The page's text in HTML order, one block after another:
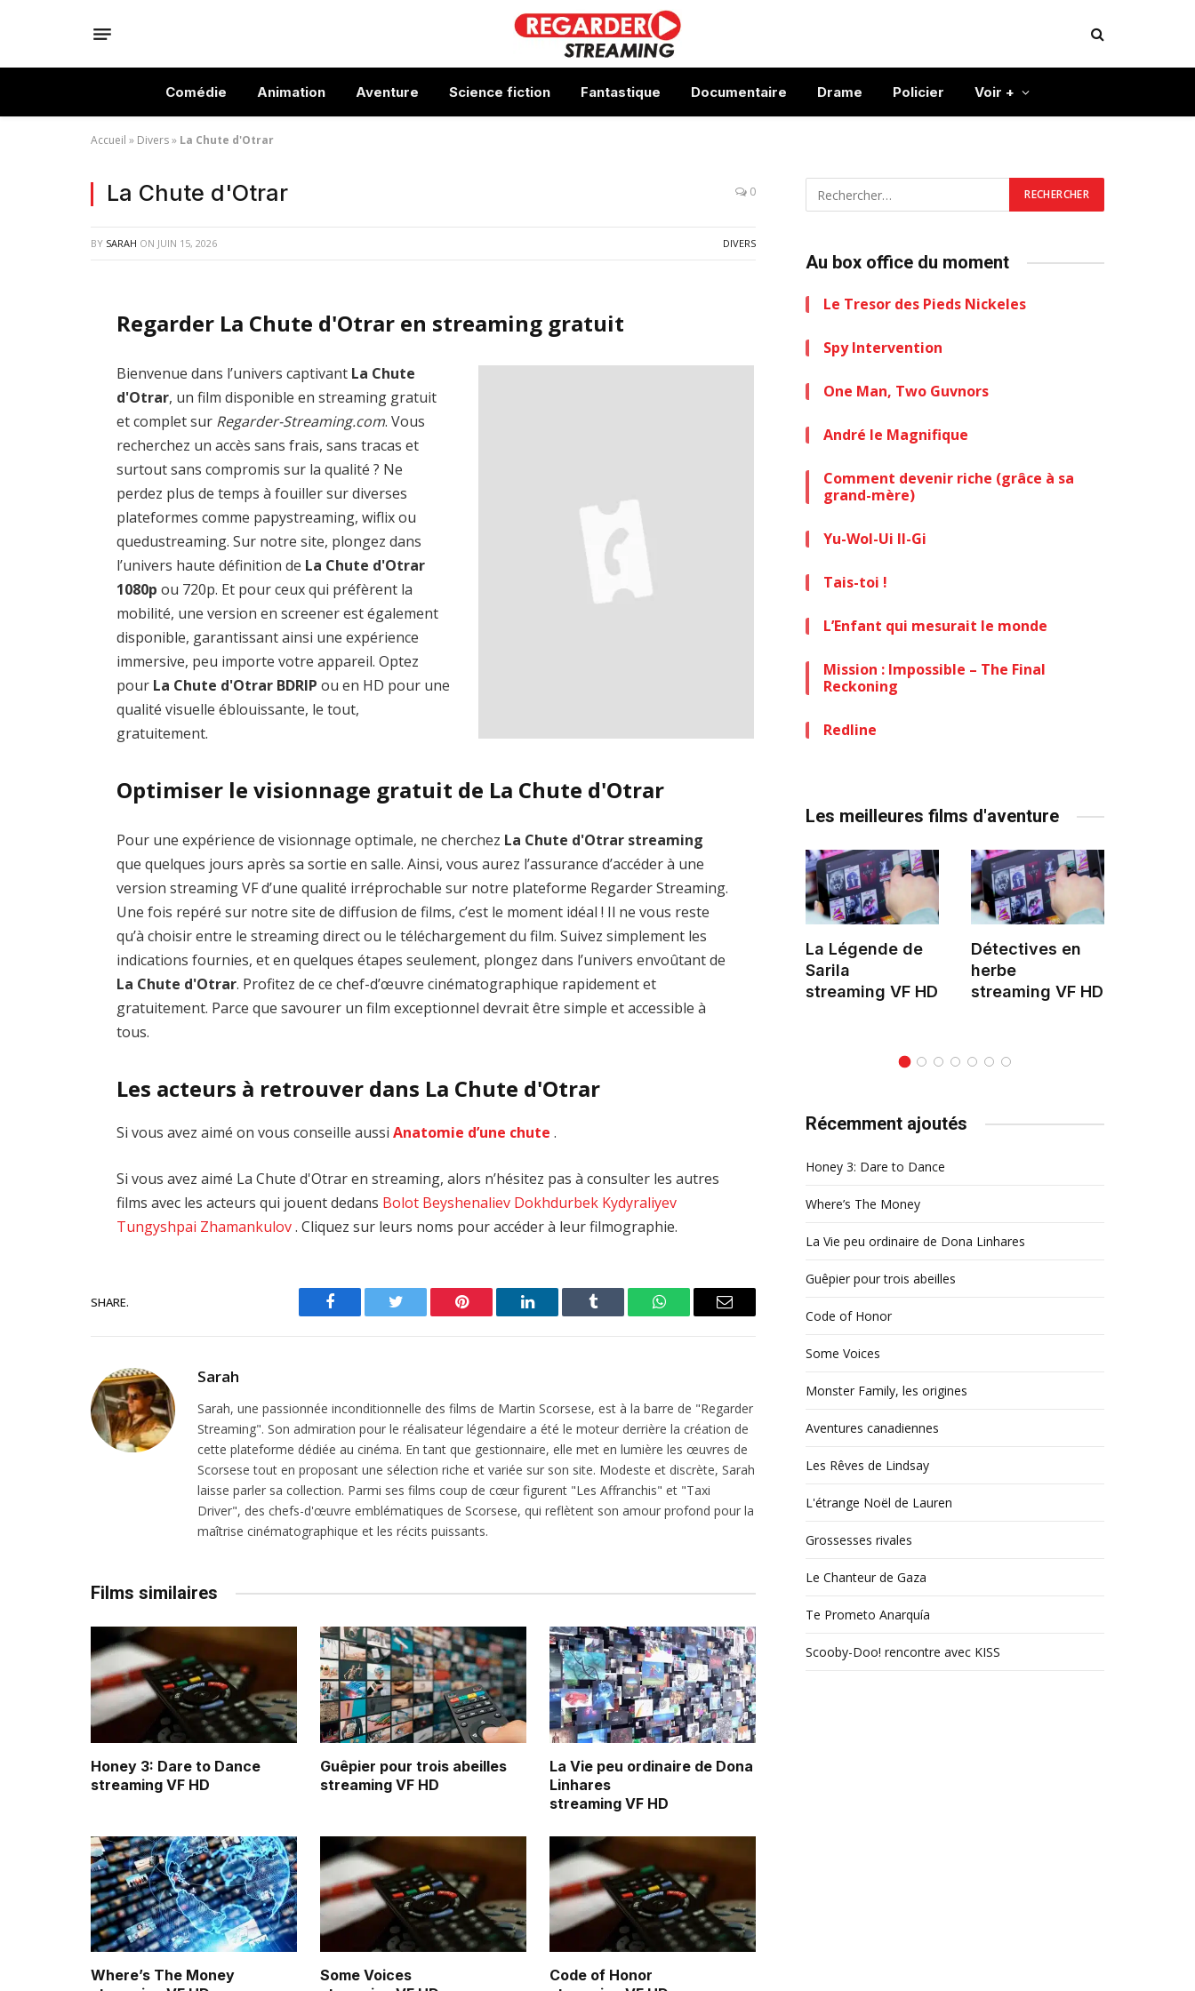
Comédie Animation Aventure Science fiction Fantastique Documentaire Drame Policier Voir +
Accueil » Divers» La Chute d'Otrar
La Chute d'Otrar 0
BY SARAH ON JUIN 15, 2026 DIVERS
Regarder La Chute d'Otrar en streaming gratuit
Bienvenue dans l’univers captivant La Chute
d'Otrar, un film disponible en streaming gratuit
et complet sur Regarder-Streaming.com. Vous
recherchez un accès sans frais, sans tracas et
surtout sans compromis sur la qualité ? Ne
perdez plus de temps à fouiller sur diverses
plateformes comme papystreaming, wiflix ou
quedustreaming. Sur notre site, plongez dans
l’univers haute définition de La Chute d'Otrar
1080p ou 720p. Et pour ceux qui préfèrent la
mobilité, une version en screener est également
disponible, garantissant ainsi une expérience
immersive, peu importe votre appareil. Optez
pour La Chute d'Otrar BDRIP ou en HD pour une
qualité visuelle éblouissante, le tout,
gratuitement.
Optimiser le visionnage gratuit de La Chute d'Otrar
Pour une expérience de visionnage optimale, ne cherchez La Chute d'Otrar streaming
que quelques jours après sa sortie en salle. Ainsi, vous aurez l’assurance d’accéder à une
version streaming VF d’une qualité irréprochable sur notre plateforme Regarder Streaming.
Une fois repéré sur notre site de diffusion de films, c’est le moment idéal ! Il ne vous reste
qu’à choisir entre le streaming direct ou le téléchargement du film. Suivez simplement les
indications fournies, et en quelques étapes seulement, plongez dans l’univers envoûtant de
La Chute d'Otrar. Profitez de ce chef-d’œuvre cinématographique rapidement et
gratuitement. Parce que savourer un film exceptionnel devrait être simple et accessible à
tous.
Les acteurs à retrouver dans La Chute d'Otrar
Si vous avez aimé on vous conseille aussiAnatomie d’une chute .
Si vous avez aimé La Chute d'Otrar en streaming, alors n’hésitez pas à consulter les autres
films avec les acteurs qui jouent dedans Bolot Beyshenaliev Dokhdurbek Kydyraliyev
Tungyshpai Zhamankulov. Cliquez sur leurs noms pour accéder à leur filmographie.
SHARE.
Facebook Twitter Pinterest LinkedIn Tumblr WhatsAppEmail
Sarah
Sarah, une passionnée inconditionnelle des films de Martin Scorsese, est à la barre de "Regarder
Streaming". Son admiration pour le réalisateur légendaire a été le moteur derrière la création de
cette plateforme dédiée au cinéma. En tant que gestionnaire, elle met en lumière les œuvres de
Scorsese tout en proposant une sélection riche et variée sur son site. Modeste et discrète, Sarah
laisse parler sa collection. Parmi ses films coup de cœur figurent "Les Affranchis" et "Taxi
Driver", des chefs-d'œuvre emblématiques de Scorsese, qui reflètent son amour profond pour la
maîtrise cinématographique et les récits puissants.
Films similaires
Honey 3: Dare to Dance
streaming VF HD
Guêpier pour trois abeilles
streaming VF HD
La Vie peu ordinaire de Dona
Linhares
streaming VF HD
Where’s The Money
Some Voices
Code of Honor
Au box office du moment
Le Tresor des Pieds Nickeles
Spy Intervention
One Man, Two Guvnors
André le Magnifique
Comment devenir riche (grâce à sa
grand-mère)
Yu-Wol-Ui Il-Gi
Tais-toi !
L’Enfant qui mesurait le monde
Mission : Impossible – The Final
Reckoning
Redline
Les meilleures films d'aventure
the 21st Century
streaming VF HD
1000 dragons
streaming VF HD
La Légende de
Sarila
streaming VF HD
Détectives en
herbe
streaming VF HD
Récemment ajoutés
Honey 3: Dare to Dance
Where’s The Money
La Vie peu ordinaire de Dona Linhares
Guêpier pour trois abeilles
Code of Honor
Some Voices
Monster Family, les origines
Aventures canadiennes
Les Rêves de Lindsay
L'étrange Noël de Lauren
Grossesses rivales
Le Chanteur de Gaza
Te Prometo Anarquía
Scooby-Doo! rencontre avec KISS